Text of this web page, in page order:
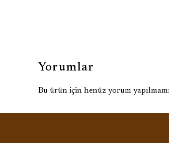
Yorumlar
Bu ürün için henüz yorum